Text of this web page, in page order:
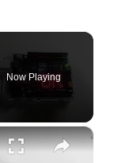
Now Playing
×